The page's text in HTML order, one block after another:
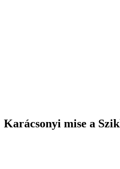
Karácsonyi mise a